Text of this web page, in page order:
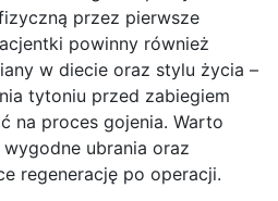
przez pierwsze
powinny również
w diecie oraz stylu życia –
tytoniu przed zabiegiem
na proces gojenia. Warto
ubrania oraz
regenerację po operacji.